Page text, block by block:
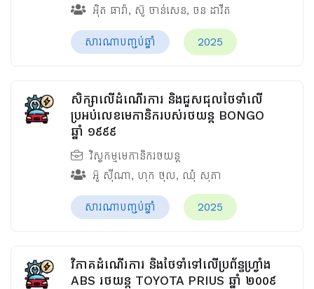
អ៊ិត ធារ៉ា, ស៊ូ ចាន់សេន, ចន ដាវីត
សារណាបញ្ចប់ឆ្នាំ 2025
សិក្សាលើដំណើរការ និងជួសជុលថែទាំលើ
ប្រអប់លេខមេកានិករបស់រថយន្ត BONGO
ឆ្នាំ ១៩៩៩
វិស្វកម្មមេកានិករថយន្ត
អ៊ូ ស៊ីណា, ហុក ថុល, ឈុំ សុភា
សារណាបញ្ចប់ឆ្នាំ 2025
វិភាគដំណើរការ និងថែទាំទៅលើប្រព័ន្ធហ្វ្រាំង
ABS រថយន្ត TOYOTA PRIUS ឆ្នាំ ២០០៩